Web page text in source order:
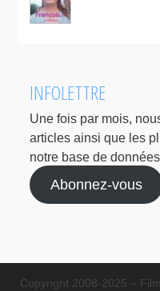
INFOLETTRE
Une fois par mois,
articles ainsi que les
notre base de
Abonnez-vous
Copyright 2008-2025 –